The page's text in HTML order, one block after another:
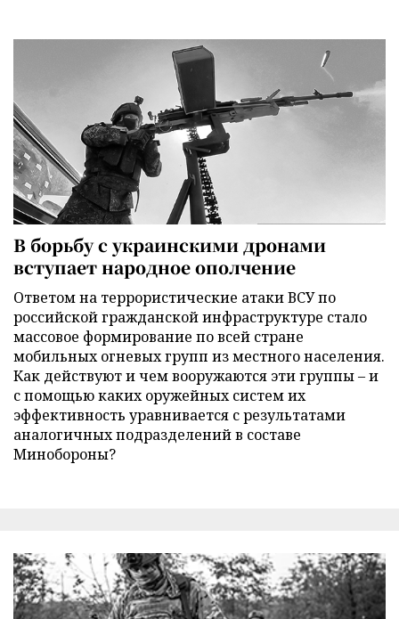
В борьбу с украинскими дронами
вступает народное ополчение
Ответом на террористические атаки ВСУ по
российской гражданской инфраструктуре стало
массовое формирование по всей стране
мобильных огневых групп из местного населения.
Как действуют и чем вооружаются эти группы – и
с помощью каких оружейных систем их
эффективность уравнивается с результатами
аналогичных подразделений в составе
Минобороны?